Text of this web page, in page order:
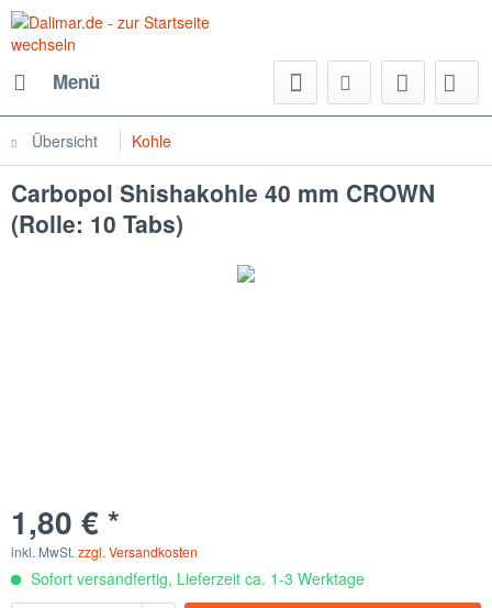
Menü
Übersicht Kohle
Carbopol Shishakohle 40 mm CROWN
(Rolle: 10 Tabs)
1,80 € *
inkl. MwSt. zzgl. Versandkosten
Sofort versandfertig, Lieferzeit ca. 1-3 Werktage